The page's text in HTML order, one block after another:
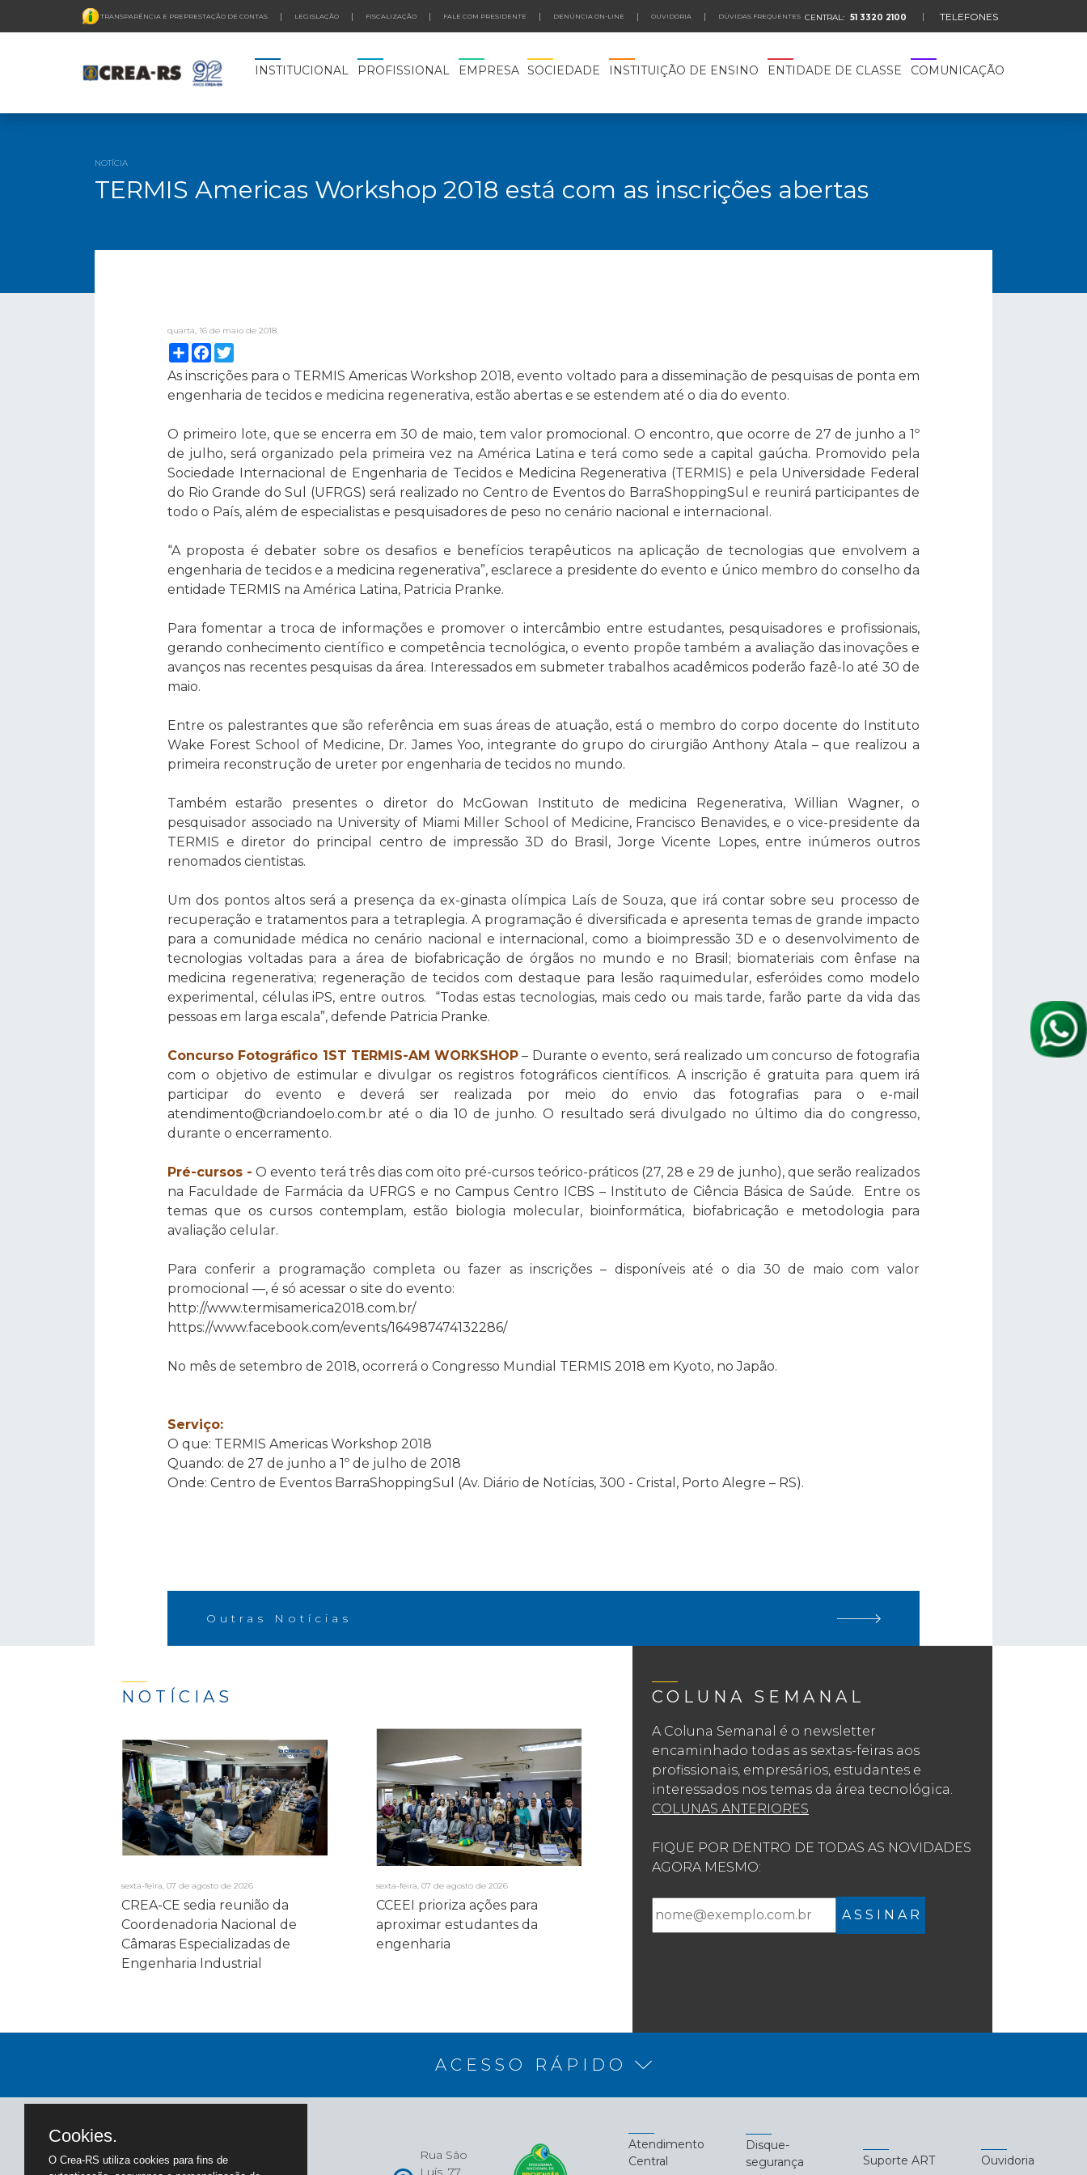
TRANSPARÊNCIA E PREPRESTAÇÃO DE CONTAS LEGISLAÇÃO FISCALIZAÇÃO FALE COM PRESIDENTE DENÚNCIA ON-LINE OUVIDORIA DÚVIDAS FREQUENTES CENTRAL: 51 3320 2100 TELEFONES
INSTITUCIONAL PROFISSIONAL EMPRESA SOCIEDADE INSTITUIÇÃO DE ENSINO ENTIDADE DE CLASSE COMUNICAÇÃO
NOTÍCIA
TERMIS Americas Workshop 2018 está com as inscrições abertas
quarta, 16 de maio de 2018
Compartilhar
Facebook
As inscrições para o TERMIS Americas Workshop 2018, evento voltado para a disseminação de pesquisas de ponta em
engenharia de tecidos e medicina regenerativa, estão abertas e se estendem até o dia do evento.
O primeiro lote, que se encerra em 30 de maio, tem valor promocional. O encontro, que ocorre de 27 de junho a 1º
de julho, será organizado pela primeira vez na América Latina e terá como sede a capital gaúcha. Promovido pela
Sociedade Internacional de Engenharia de Tecidos e Medicina Regenerativa (TERMIS) e pela Universidade Federal
do Rio Grande do Sul (UFRGS) será realizado no Centro de Eventos do BarraShoppingSul e reunirá participantes de
todo o País, além de especialistas e pesquisadores de peso no cenário nacional e internacional.
“A proposta é debater sobre os desafios e benefícios terapêuticos na aplicação de tecnologias que envolvem a
engenharia de tecidos e a medicina regenerativa”, esclarece a presidente do evento e único membro do conselho da
entidade TERMIS na América Latina, Patricia Pranke.
Para fomentar a troca de informações e promover o intercâmbio entre estudantes, pesquisadores e profissionais,
gerando conhecimento científico e competência tecnológica, o evento propõe também a avaliação das inovações e
avanços nas recentes pesquisas da área. Interessados em submeter trabalhos acadêmicos poderão fazê-lo até 30 de
maio.
Entre os palestrantes que são referência em suas áreas de atuação, está o membro do corpo docente do Instituto
Wake Forest School of Medicine, Dr. James Yoo, integrante do grupo do cirurgião Anthony Atala – que realizou a
primeira reconstrução de ureter por engenharia de tecidos no mundo.
Também estarão presentes o diretor do McGowan Instituto de medicina Regenerativa, Willian Wagner, o
pesquisador associado na University of Miami Miller School of Medicine, Francisco Benavides, e o vice-presidente da
TERMIS e diretor do principal centro de impressão 3D do Brasil, Jorge Vicente Lopes, entre inúmeros outros
renomados cientistas.
Um dos pontos altos será a presença da ex-ginasta olímpica Laís de Souza, que irá contar sobre seu processo de
recuperação e tratamentos para a tetraplegia. A programação é diversificada e apresenta temas de grande impacto
para a comunidade médica no cenário nacional e internacional, como a bioimpressão 3D e o desenvolvimento de
tecnologias voltadas para a área de biofabricação de órgãos no mundo e no Brasil; biomateriais com ênfase na
medicina regenerativa; regeneração de tecidos com destaque para lesão raquimedular, esferóides como modelo
experimental, células iPS, entre outros. “Todas estas tecnologias, mais cedo ou mais tarde, farão parte da vida das
pessoas em larga escala”, defende Patricia Pranke.
Concurso Fotográfico 1ST TERMIS-AM WORKSHOP – Durante o evento, será realizado um concurso de fotografia
com o objetivo de estimular e divulgar os registros fotográficos científicos. A inscrição é gratuita para quem irá
participar do evento e deverá ser realizada por meio do envio das fotografias para o e-mail
atendimento@criandoelo.com.br até o dia 10 de junho. O resultado será divulgado no último dia do congresso,
durante o encerramento.
Pré-cursos - O evento terá três dias com oito pré-cursos teórico-práticos (27, 28 e 29 de junho), que serão realizados
na Faculdade de Farmácia da UFRGS e no Campus Centro ICBS – Instituto de Ciência Básica de Saúde. Entre os
temas que os cursos contemplam, estão biologia molecular, bioinformática, biofabricação e metodologia para
avaliação celular.
Para conferir a programação completa ou fazer as inscrições – disponíveis até o dia 30 de maio com valor
promocional —, é só acessar o site do evento:
http://www.termisamerica2018.com.br/
https://www.facebook.com/events/164987474132286/
No mês de setembro de 2018, ocorrerá o Congresso Mundial TERMIS 2018 em Kyoto, no Japão.
Serviço:
O que: TERMIS Americas Workshop 2018
Quando: de 27 de junho a 1º de julho de 2018
Onde: Centro de Eventos BarraShoppingSul (Av. Diário de Notícias, 300 - Cristal, Porto Alegre – RS).
Outras Notícias
NOTÍCIAS
sexta-feira, 07 de agosto de 2026
CREA-CE sedia reunião da
Coordenadoria Nacional de
Câmaras Especializadas de
Engenharia Industrial
sexta-feira, 07 de agosto de 2026
CCEEI prioriza ações para
aproximar estudantes da
engenharia
COLUNA SEMANAL
A Coluna Semanal é o newsletter
encaminhado todas as sextas-feiras aos
profissionais, empresários, estudantes e
interessados nos temas da área tecnológica.
COLUNAS ANTERIORES
FIQUE POR DENTRO DE TODAS AS NOVIDADES
AGORA MESMO:
A S S I N A R
ACESSO RÁPIDO
Acompanhe-
Rua São
Luís, 77
Atendimento
Central
Disque-
segurança
Suporte ART Ouvidoria
Cookies.
O Crea-RS utiliza cookies para fins de